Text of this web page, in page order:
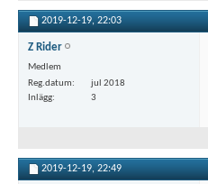
2019-12-19, 22:03
Z Rider
Medlem
Reg.datum
jul 2018
Inlägg
3
2019-12-19, 22:49